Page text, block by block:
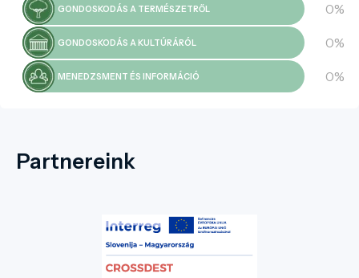
GONDOSKODÁS A TERMÉSZETRŐL 0%
GONDOSKODÁS A KULTÚRÁRÓL 0%
MENEDZSMENT ÉS INFORMÁCIÓ 0%
Partnereink